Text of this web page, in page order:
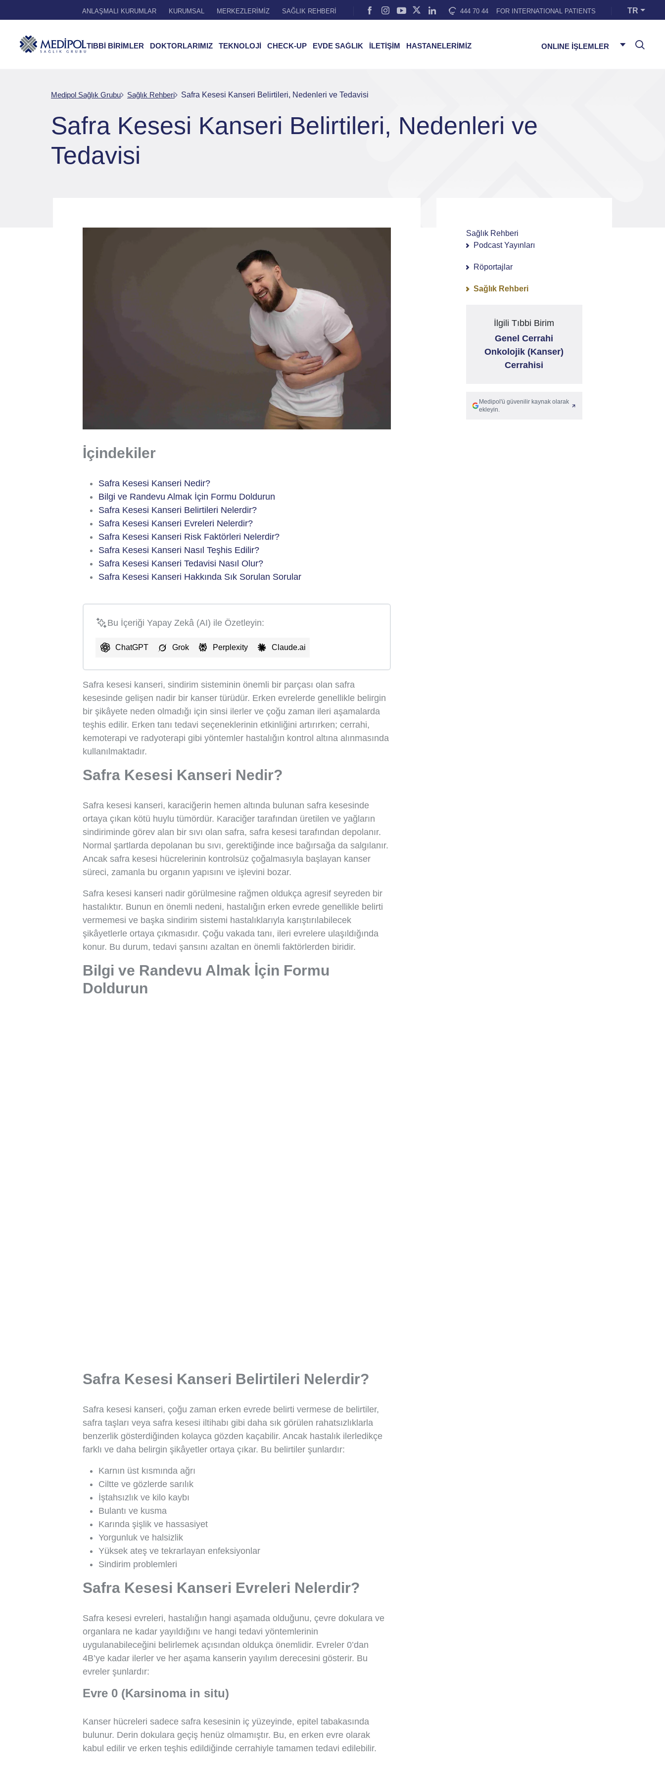
ANLAŞMALI KURUMLAR KURUMSAL MERKEZLERİMİZ SAĞLIK REHBERİ 444 70 44 FOR INTERNATIONAL PATIENTS TR
TIBBİ BİRİMLER DOKTORLARIMIZ TEKNOLOJİ CHECK-UP EVDE SAĞLIK İLETİŞİM HASTANELERİMİZ ONLINE İŞLEMLER
Medipol Sağlık Grubu Sağlık Rehberi Safra Kesesi Kanseri Belirtileri, Nedenleri ve Tedavisi
Safra Kesesi Kanseri Belirtileri, Nedenleri ve
Tedavisi
İçindekiler
Safra Kesesi Kanseri Nedir?
Bilgi ve Randevu Almak İçin Formu Doldurun
Safra Kesesi Kanseri Belirtileri Nelerdir?
Safra Kesesi Kanseri Evreleri Nelerdir?
Safra Kesesi Kanseri Risk Faktörleri Nelerdir?
Safra Kesesi Kanseri Nasıl Teşhis Edilir?
Safra Kesesi Kanseri Tedavisi Nasıl Olur?
Safra Kesesi Kanseri Hakkında Sık Sorulan Sorular
Bu İçeriği Yapay Zekâ (AI) ile Özetleyin:
ChatGPT Grok Perplexity Claude.ai
Safra kesesi kanseri, sindirim sisteminin önemli bir parçası olan safra
kesesinde gelişen nadir bir kanser türüdür. Erken evrelerde genellikle belirgin
bir şikâyete neden olmadığı için sinsi ilerler ve çoğu zaman ileri aşamalarda
teşhis edilir. Erken tanı tedavi seçeneklerinin etkinliğini artırırken; cerrahi,
kemoterapi ve radyoterapi gibi yöntemler hastalığın kontrol altına alınmasında
kullanılmaktadır.
Safra Kesesi Kanseri Nedir?
Safra kesesi kanseri, karaciğerin hemen altında bulunan safra kesesinde
ortaya çıkan kötü huylu tümördür. Karaciğer tarafından üretilen ve yağların
sindiriminde görev alan bir sıvı olan safra, safra kesesi tarafından depolanır.
Normal şartlarda depolanan bu sıvı, gerektiğinde ince bağırsağa da salgılanır.
Ancak safra kesesi hücrelerinin kontrolsüz çoğalmasıyla başlayan kanser
süreci, zamanla bu organın yapısını ve işlevini bozar.
Safra kesesi kanseri nadir görülmesine rağmen oldukça agresif seyreden bir
hastalıktır. Bunun en önemli nedeni, hastalığın erken evrede genellikle belirti
vermemesi ve başka sindirim sistemi hastalıklarıyla karıştırılabilecek
şikâyetlerle ortaya çıkmasıdır. Çoğu vakada tanı, ileri evrelere ulaşıldığında
konur. Bu durum, tedavi şansını azaltan en önemli faktörlerden biridir.
Bilgi ve Randevu Almak İçin Formu
Doldurun
Safra Kesesi Kanseri Belirtileri Nelerdir?
Safra kesesi kanseri, çoğu zaman erken evrede belirti vermese de belirtiler,
safra taşları veya safra kesesi iltihabı gibi daha sık görülen rahatsızlıklarla
benzerlik gösterdiğinden kolayca gözden kaçabilir. Ancak hastalık ilerledikçe
farklı ve daha belirgin şikâyetler ortaya çıkar. Bu belirtiler şunlardır:
Karnın üst kısmında ağrı
Ciltte ve gözlerde sarılık
İştahsızlık ve kilo kaybı
Bulantı ve kusma
Karında şişlik ve hassasiyet
Yorgunluk ve halsizlik
Yüksek ateş ve tekrarlayan enfeksiyonlar
Sindirim problemleri
Safra Kesesi Kanseri Evreleri Nelerdir?
Safra kesesi evreleri, hastalığın hangi aşamada olduğunu, çevre dokulara ve
organlara ne kadar yayıldığını ve hangi tedavi yöntemlerinin
uygulanabileceğini belirlemek açısından oldukça önemlidir. Evreler 0’dan
4B’ye kadar ilerler ve her aşama kanserin yayılım derecesini gösterir. Bu
evreler şunlardır:
Evre 0 (Karsinoma in situ)
Kanser hücreleri sadece safra kesesinin iç yüzeyinde, epitel tabakasında
bulunur. Derin dokulara geçiş henüz olmamıştır. Bu, en erken evre olarak
kabul edilir ve erken teşhis edildiğinde cerrahiyle tamamen tedavi edilebilir.
Sağlık Rehberi
Podcast Yayınları
Röportajlar
Sağlık Rehberi
İlgili Tıbbi Birim
Genel Cerrahi
Onkolojik (Kanser)
Cerrahisi
Medipol'ü güvenilir kaynak olarak
ekleyin.